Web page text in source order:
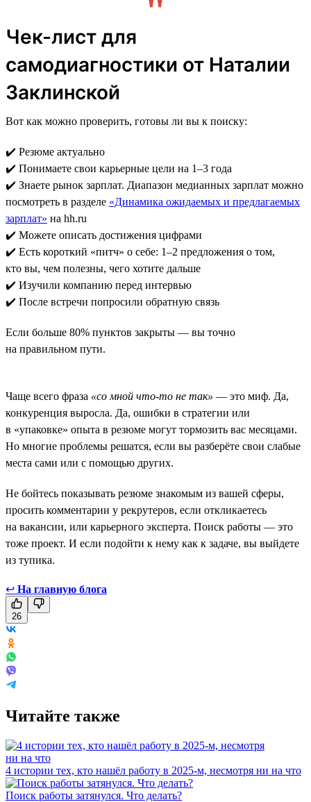
Чек-лист для
самодиагностики от Наталии
Заклинской
Вот как можно проверить, готовы ли вы к поиску:
✔️ Резюме актуально
✔️ Понимаете свои карьерные цели на 1–3 года
✔️ Знаете рынок зарплат. Диапазон медианных зарплат можно
посмотреть в разделе «Динамика ожидаемых и предлагаемых
зарплат» на hh.ru
✔️ Можете описать достижения цифрами
✔️ Есть короткий «питч» о себе: 1–2 предложения о том,
кто вы, чем полезны, чего хотите дальше
✔️ Изучили компанию перед интервью
✔️ После встречи попросили обратную связь
Если больше 80% пунктов закрыты — вы точно
на правильном пути.
Чаще всего фраза «со мной что-то не так» — это миф. Да,
конкуренция выросла. Да, ошибки в стратегии или
в «упаковке» опыта в резюме могут тормозить вас месяцами.
Но многие проблемы решатся, если вы разберёте свои слабые
места сами или с помощью других.
Не бойтесь показывать резюме знакомым из вашей сферы,
просить комментарии у рекрутеров, если откликаетесь
на вакансии, или карьерного эксперта. Поиск работы — это
тоже проект. И если подойти к нему как к задаче, вы выйдете
из тупика.
↩ На главную блога
26
Читайте также
4 истории тех, кто нашёл работу в 2025-м, несмотря ни на что
Поиск работы затянулся. Что делать?